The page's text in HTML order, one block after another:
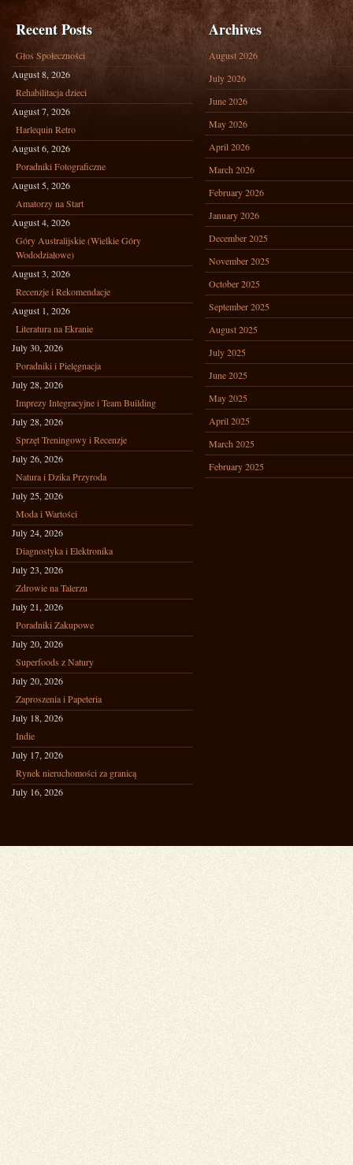
Recent Posts
Głos Społeczności
August 8, 2026
Rehabilitacja dzieci
August 7, 2026
Harlequin Retro
August 6, 2026
Poradniki Fotograficzne
August 5, 2026
Amatorzy na Start
August 4, 2026
Góry Australijskie (Wielkie Góry
Wododziałowe)
August 3, 2026
Recenzje i Rekomendacje
August 1, 2026
Literatura na Ekranie
July 30, 2026
Poradniki i Pielęgnacja
July 28, 2026
Imprezy Integracyjne i Team Building
July 28, 2026
Sprzęt Treningowy i Recenzje
July 26, 2026
Natura i Dzika Przyroda
July 25, 2026
Moda i Wartości
July 24, 2026
Diagnostyka i Elektronika
July 23, 2026
Zdrowie na Talerzu
July 21, 2026
Poradniki Zakupowe
July 20, 2026
Superfoods z Natury
July 20, 2026
Zaproszenia i Papeteria
July 18, 2026
Indie
July 17, 2026
Rynek nieruchomości za granicą
July 16, 2026
Archives
August 2026
July 2026
June 2026
May 2026
April 2026
March 2026
February 2026
January 2026
December 2025
November 2025
October 2025
September 2025
August 2025
July 2025
June 2025
May 2025
April 2025
March 2025
February 2025